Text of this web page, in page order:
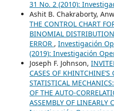
31 No. 2 (2010):
Ashit B. Chakraborty,
THE CONTROL CHART
BINOMIAL
ERROR , Investigación
(2019): Investigación
Joseph F. Johnson,
CASES OF KHINTCHINE’S
STATISTICAL
OF THE AUTO-
ASSEMBLY OF LINEARLY